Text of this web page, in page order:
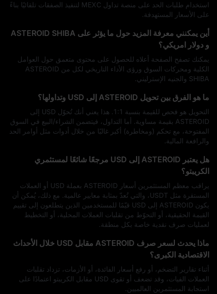
استخدام طلبات الحد على منصة تداول MEXC لتنفيذ الصفقات تلقائيًا بناءً
على الأسعار المستهدفة.
أين يمكنني معرفة المزيد حول ما يؤثر على ASTEROID SHIBA
و دولار امريكي؟
يمكنك تصفح الصفحة أعلاه للحصول على محتوى متعمق حول العوامل
الكلية ومحركات السوق ورؤى الأداء التاريخي لكل من ASTEROID
SHIBA والجنيه الإسترليني.
ما هو الفرق بين تحويل ASTEROID إلى USD وتداولها؟
التحويل هو فحص للقيمة بنسبة 1:1. هذا يعني أنك تُحوّل USD إلى
ASTEROID بقيمة مساوية. أما التداول، فيتضمن الشراء/البيع في السوق
المفتوحة، مع تحكم (ومخاطرة) أكبر غالبًا من خلال أدوات مثل أوامر الحد
والرافعة المالية.
هل يعتبر ASTEROID إلى USD مرجعًا شائعًا لمستثمري
الكريبتو؟
يراقب معظم المستثمرين أسعار ASTEROID بعملة USD أو العملات
المستقرة مثل USDT، والتي تُعدّ بمثابة معايير عالمية. مع ذلك، يُمكن أن
يكون ASTEROID إلى USD قيّمًا للمستخدمين الذين يتطلعون إلى تقييم
القيمة الحقيقية، أو التحوّط من تقلبات العملات المحلية، أو التخطيط
لعمليات صرف نقدية خاصة بكل منطقة.
ماذا يحدث لسعر صرف ASTEROID مقابل USD خلال الأحداث
الاقتصادية الكبرى؟
أثناء تقارير التضخم، أو رفع أسعار الفائدة، أو الأزمات، تزداد تقلبات
العملات الفيات، وقد تضعف أو تقوى USD مقابل الكريبتو اعتمادًا على
استجابة المستثمرين العالميين.